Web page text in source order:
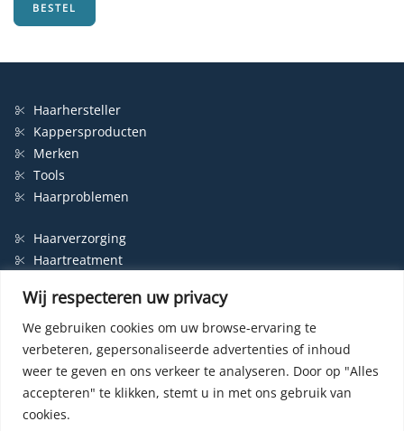
Wij respecteren uw privacy
We gebruiken cookies om uw browse-ervaring te
verbeteren, gepersonaliseerde advertenties of inhoud
weer te geven en ons verkeer te analyseren. Door op "Alles
accepteren" te klikken, stemt u in met ons gebruik van
cookies.
BESTEL
Haarhersteller
Kappersproducten
Merken
Tools
Haarproblemen
Haarverzorging
Haartreatment
Styling
Shampoo
Haarverf
Permanente haarverf
Semi-permanente haarverf